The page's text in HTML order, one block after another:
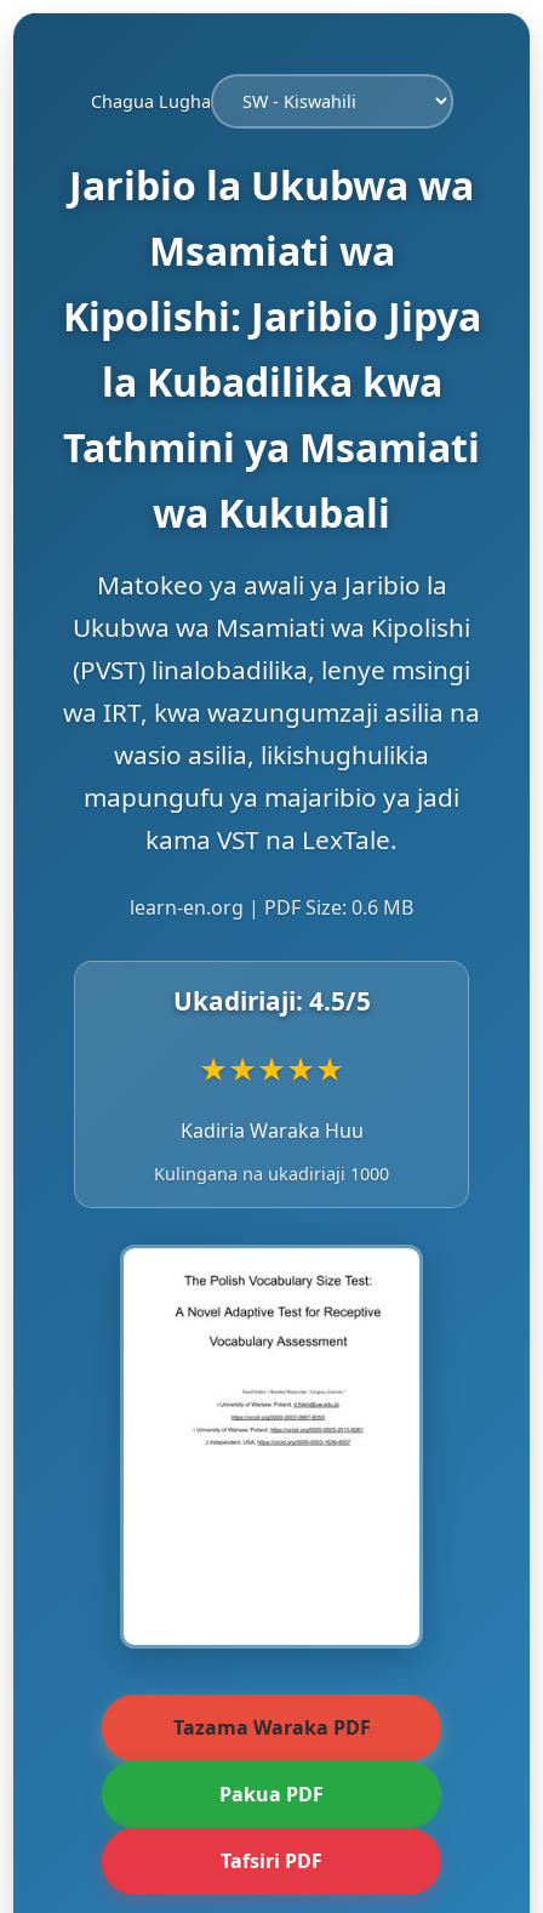
Chagua Lugha
Jaribio la Ukubwa wa
Msamiati wa
Kipolishi: Jaribio Jipya
la Kubadilika kwa
Tathmini ya Msamiati
wa Kukubali
Matokeo ya awali ya Jaribio la
Ukubwa wa Msamiati wa Kipolishi
(PVST) linalobadilika, lenye msingi
wa IRT, kwa wazungumzaji asilia na
wasio asilia, likishughulikia
mapungufu ya majaribio ya jadi
kama VST na LexTale.
learn-en.org | PDF Size: 0.6 MB
Ukadiriaji: 4.5/5
★★★★★
Kadiria Waraka Huu
Kulingana na ukadiriaji 1000
Tazama Waraka PDF
Pakua PDF
Tafsiri PDF